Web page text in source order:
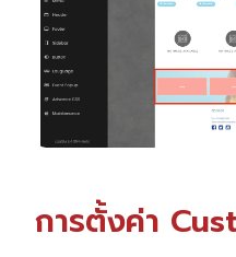
การตั้งค่า